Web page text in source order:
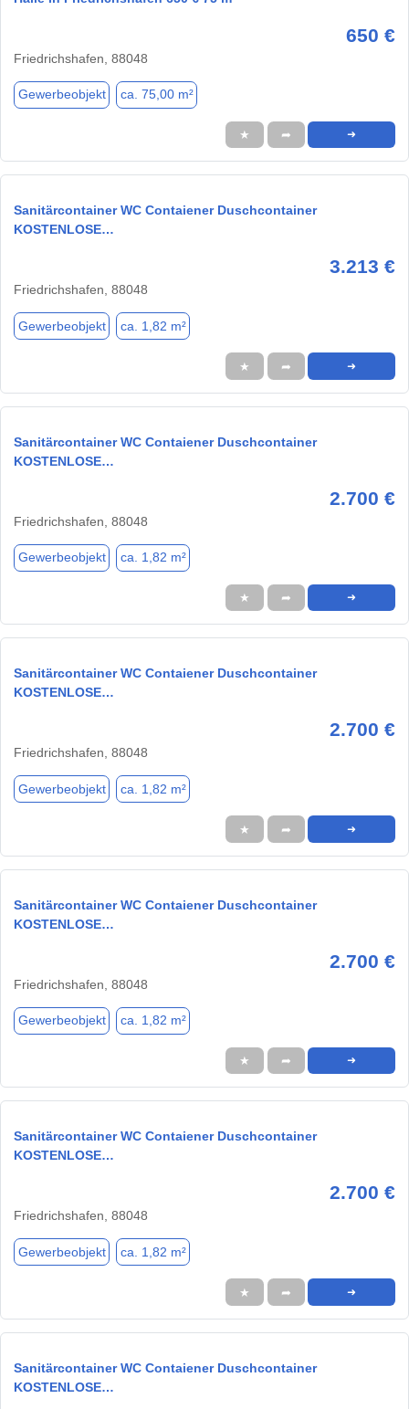
650 €
Friedrichshafen, 88048
Gewerbeobjekt ca. 75,00 m²
★ ➦ ➜
Sanitärcontainer WC Contaiener Duschcontainer
KOSTENLOSE…
3.213 €
Friedrichshafen, 88048
Gewerbeobjekt ca. 1,82 m²
★ ➦ ➜
Sanitärcontainer WC Contaiener Duschcontainer
KOSTENLOSE…
2.700 €
Friedrichshafen, 88048
Gewerbeobjekt ca. 1,82 m²
★ ➦ ➜
Sanitärcontainer WC Contaiener Duschcontainer
KOSTENLOSE…
2.700 €
Friedrichshafen, 88048
Gewerbeobjekt ca. 1,82 m²
★ ➦ ➜
Sanitärcontainer WC Contaiener Duschcontainer
KOSTENLOSE…
2.700 €
Friedrichshafen, 88048
Gewerbeobjekt ca. 1,82 m²
★ ➦ ➜
Sanitärcontainer WC Contaiener Duschcontainer
KOSTENLOSE…
2.700 €
Friedrichshafen, 88048
Gewerbeobjekt ca. 1,82 m²
★ ➦ ➜
Sanitärcontainer WC Contaiener Duschcontainer
KOSTENLOSE…